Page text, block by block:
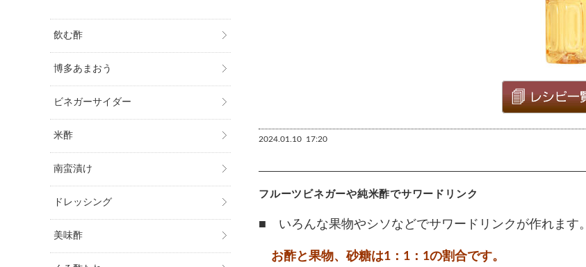
2024.01.10 17:20
フルーツビネガーや純米酢でサワードリンク
■ いろんな果物やシソなどでサワードリンクが作れます。
お酢と果物、砂糖は1：1：1の割合です。
飲む酢
博多あまおう
ビネガーサイダー
米酢
南蛮漬け
ドレッシング
美味酢